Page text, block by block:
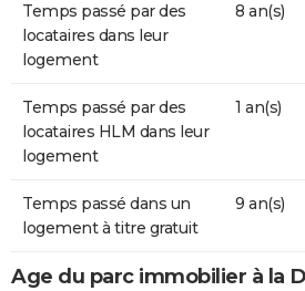
Temps passé par des
locataires dans leur
logement
8 an(s)
Temps passé par des
locataires HLM dans leur
logement
1 an(s)
Temps passé dans un
logement à titre gratuit
9 an(s)
Age du parc immobilier à la